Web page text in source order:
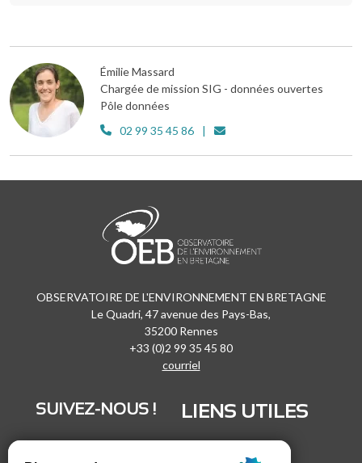
Émilie Massard
Chargée de mission SIG - données ouvertes
Pôle données
02 99 35 45 86
OBSERVATOIRE DE L'ENVIRONNEMENT EN BRETAGNE
Le Quadri, 47 avenue des Pays-Bas,
35200 Rennes
+33 (0)2 99 35 45 80
courriel
SUIVEZ-NOUS ! LIENS UTILES